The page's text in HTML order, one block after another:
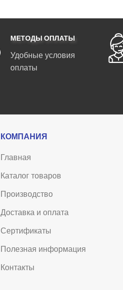
МЕТОДЫ ОПЛАТЫ
Удобные условия
оплаты
КОМПАНИЯ
Главная
Каталог товаров
Производство
Доставка и оплата
Сертификаты
Полезная информация
Контакты